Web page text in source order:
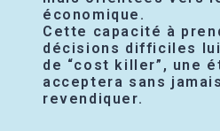
économique.
Cette capacité à
décisions difficiles
de “cost killer”, une
acceptera sans
revendiquer.